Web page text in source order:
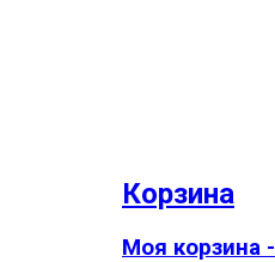
Корзина
Моя корзина -